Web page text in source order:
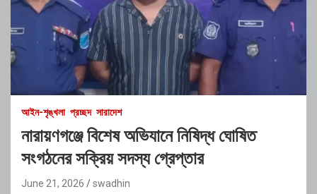
আইন-শৃঙ্খলা প্রচ্ছদ সারাদেশ
নারায়ণগঞ্জে বিশেষ অভিযানে নিষিদ্ধ ঘোষিত
সংগঠনের সক্রিয় সদস্য গ্রেপ্তার
June 21, 2026 swadhin